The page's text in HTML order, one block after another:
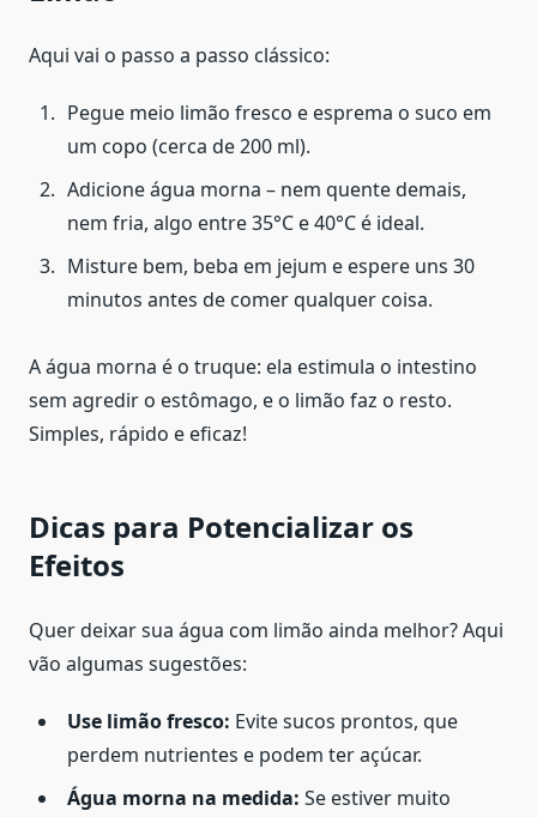
Aqui vai o passo a passo clássico:
Pegue meio limão fresco e esprema o suco em
um copo (cerca de 200 ml).
Adicione água morna – nem quente demais,
nem fria, algo entre 35°C e 40°C é ideal.
Misture bem, beba em jejum e espere uns 30
minutos antes de comer qualquer coisa.
A água morna é o truque: ela estimula o intestino
sem agredir o estômago, e o limão faz o resto.
Simples, rápido e eficaz!
Dicas para Potencializar os
Efeitos
Quer deixar sua água com limão ainda melhor? Aqui
vão algumas sugestões:
Use limão fresco: Evite sucos prontos, que
perdem nutrientes e podem ter açúcar.
Água morna na medida: Se estiver muito